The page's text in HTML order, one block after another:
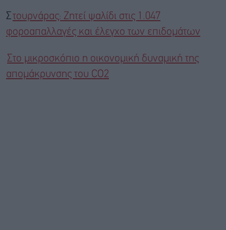
Στουρνάρας: Ζητεί ψαλίδι στις 1.047
φοροαπαλλαγές και έλεγχο των επιδομάτων
Στο μικροσκόπιο η οικονομική δυναμική της
απομάκρυνσης του CO2